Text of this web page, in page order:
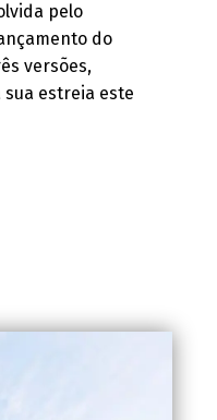
pelo
do
versões,
estreia este